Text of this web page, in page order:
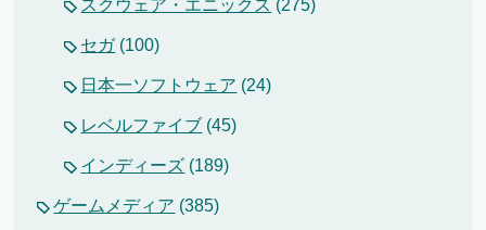
スクウェア・エニックス (275)
セガ(100)
日本一ソフトウェア (24)
レベルファイブ (45)
インディーズ (189)
ゲームメディア (385)